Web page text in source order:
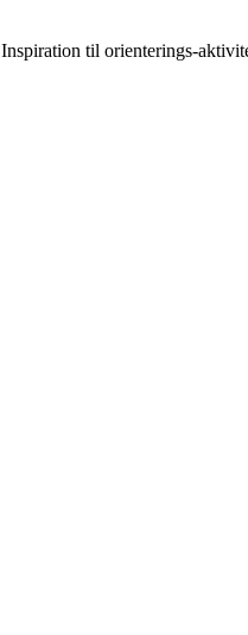
Inspiration til orienterings-